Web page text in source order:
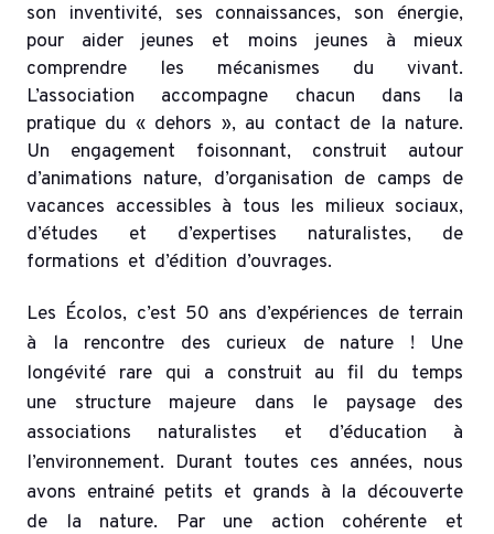
son inventivité, ses connaissances, son énergie,
pour aider jeunes et moins jeunes à mieux
comprendre les mécanismes du vivant.
L’association accompagne chacun dans la
pratique du « dehors », au contact de la nature.
Un engagement foisonnant, construit autour
d’animations nature, d’organisation de camps de
vacances accessibles à tous les milieux sociaux,
d’études et d’expertises naturalistes, de
formations et d’édition d’ouvrages.
Les Écolos, c’est 50 ans d’expériences de terrain
à la rencontre des curieux de nature ! Une
longévité rare qui a construit au fil du temps
une structure majeure dans le paysage des
associations naturalistes et d’éducation à
l’environnement. Durant toutes ces années, nous
avons entrainé petits et grands à la découverte
de la nature. Par une action cohérente et